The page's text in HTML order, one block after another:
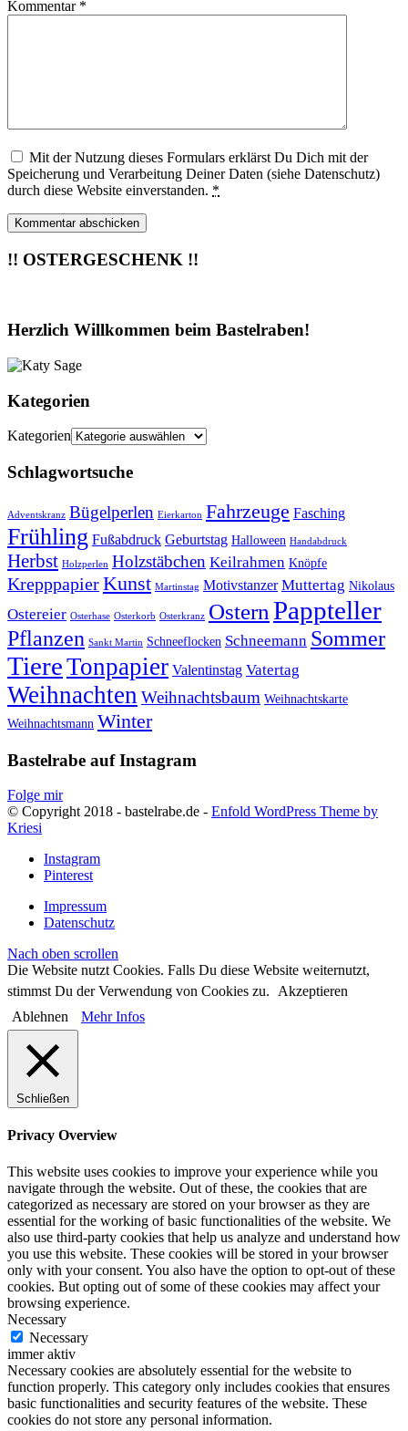
Kommentar *
Mit der Nutzung dieses Formulars erklärst Du Dich mit der
Speicherung und Verarbeitung Deiner Daten (siehe Datenschutz)
durch diese Website einverstanden. *
!! OSTERGESCHENK !!
Herzlich Willkommen beim Bastelraben!
Kategorien
Kategorien
Schlagwortsuche
Adventskranz Bügelperlen Eierkarton Fahrzeuge Fasching
Frühling Fußabdruck Geburtstag Halloween Handabdruck
Herbst Holzperlen Holzstäbchen Keilrahmen Knöpfe
KrepppapierKunst Martinstag Motivstanzer Muttertag Nikolaus
Ostereier Osterhase Osterkorb Osterkranz Ostern Pappteller
Pflanzen Sankt Martin Schneeflocken Schneemann Sommer
TiereTonpapier Valentinstag Vatertag
Weihnachten Weihnachtsbaum Weihnachtskarte
Weihnachtsmann Winter
Bastelrabe auf Instagram
Folge mir
© Copyright 2018 - bastelrabe.de - Enfold WordPress Theme by
Kriesi
Instagram
Pinterest
Impressum
Datenschutz
Nach oben scrollen
Die Website nutzt Cookies. Falls Du diese Website weiternutzt,
stimmst Du der Verwendung von Cookies zu.
Akzeptieren
Ablehnen
Mehr Infos
Schließen
Privacy Overview
This website uses cookies to improve your experience while you
navigate through the website. Out of these, the cookies that are
categorized as necessary are stored on your browser as they are
essential for the working of basic functionalities of the website. We
also use third-party cookies that help us analyze and understand how
you use this website. These cookies will be stored in your browser
only with your consent. You also have the option to opt-out of these
cookies. But opting out of some of these cookies may affect your
browsing experience.
Necessary
Necessary
immer aktiv
Necessary cookies are absolutely essential for the website to
function properly. This category only includes cookies that ensures
basic functionalities and security features of the website. These
cookies do not store any personal information.